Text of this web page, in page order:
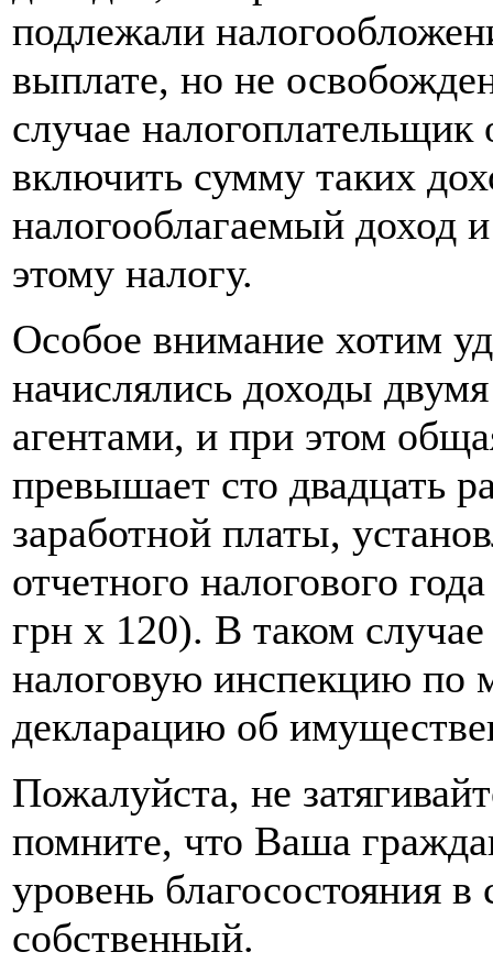
подлежали
выплате, но не
случае налогоплательщик
включить сумму таких
налогооблагаемый доход
этому налогу.
Особое внимание хотим
начислялись доходы
агентами, и при этом
превышает сто двадцать
заработной платы,
отчетного налогового
грн х 120). В таком
налоговую инспекцию по
декларацию об
Пожалуйста, не
помните, что Ваша
уровень благосостояния
собственный.